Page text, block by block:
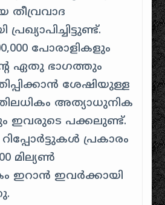
പോരാളികളും
ഏതു ഭാഗത്തും
ശേഷിയുള്ള
അത്യാധുനിക
ഇവരുടെ പക്കലുണ്ട്.
പ്രകാരം
മില്യൺ
ഇറാൻ ഇവർക്കായി